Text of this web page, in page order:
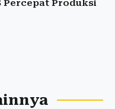
Percepat Produksi